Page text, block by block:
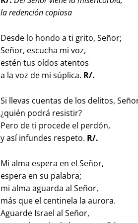
la redención copiosa
Desde lo hondo a ti grito, Señor;
Señor, escucha mi voz,
estén tus oídos atentos
a la voz de mi súplica. R/.
Si llevas cuentas de los delitos,
¿quién podrá resistir?
Pero de ti procede el perdón,
y así infundes respeto. R/.
Mi alma espera en el Señor,
espera en su palabra;
mi alma aguarda al Señor,
más que el centinela la aurora.
Aguarde Israel al Señor,